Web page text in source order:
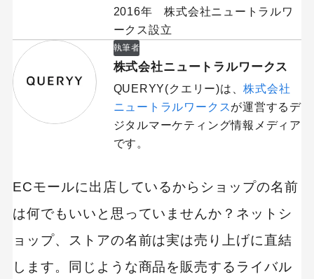
2016年 株式会社ニュートラルワ
ークス設立
執筆者
株式会社ニュートラルワークス
QUERYY(クエリー)は、株式会社
ニュートラルワークスが運営するデ
ジタルマーケティング情報メディア
です。
ECモールに出店しているからショップの名前
は何でもいいと思っていませんか？ネットシ
ョップ、ストアの名前は実は売り上げに直結
します。同じような商品を販売するライバル